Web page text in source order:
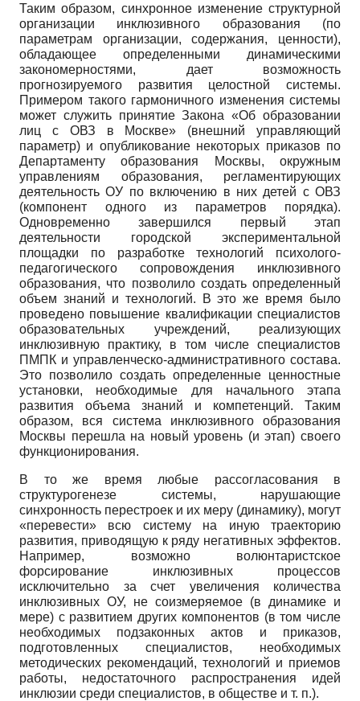
Таким образом, синхронное изменение структурной
организации инклюзивного образования (по
параметрам организации, содержания, ценности),
обладающее определенными динамическими
закономерностями, дает возможность
прогнозируемого развития целостной системы.
Примером такого гармоничного изменения системы
может служить принятие Закона «Об образовании
лиц с ОВЗ в Москве» (внешний управляющий
параметр) и опубликование некоторых приказов по
Департаменту образования Москвы, окружным
управлениям образования, регламентирующих
деятельность ОУ по включению в них детей с ОВЗ
(компонент одного из параметров порядка).
Одновременно завершился первый этап
деятельности городской экспериментальной
площадки по разработке технологий психолого-
педагогического сопровождения инклюзивного
образования, что позволило создать определенный
объем знаний и технологий. В это же время было
проведено повышение квалификации специалистов
образовательных учреждений, реализующих
инклюзивную практику, в том числе специалистов
ПМПК и управленческо-административного состава.
Это позволило создать определенные ценностные
установки, необходимые для начального этапа
развития объема знаний и компетенций. Таким
образом, вся система инклюзивного образования
Москвы перешла на новый уровень (и этап) своего
функционирования.
В то же время любые рассогласования в
структурогенезе системы, нарушающие
синхронность перестроек и их меру (динамику), могут
«перевести» всю систему на иную траекторию
развития, приводящую к ряду негативных эффектов.
Например, возможно волюнтаристское
форсирование инклюзивных процессов
исключительно за счет увеличения количества
инклюзивных ОУ, не соизмеряемое (в динамике и
мере) с развитием других компонентов (в том числе
необходимых подзаконных актов и приказов,
подготовленных специалистов, необходимых
методических рекомендаций, технологий и приемов
работы, недостаточного распространения идей
инклюзии среди специалистов, в обществе и т. п.).